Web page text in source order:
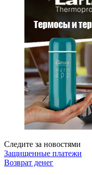
Следите за новостями
Защищенные платежи
Возврат денег